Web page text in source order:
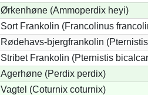
Ørkenhøne (Ammoperdix heyi)
Sort Frankolin (Francolinus
Rødehavs-bjergfrankolin
Stribet Frankolin (Pternistis
Agerhøne (Perdix perdix)
Vagtel (Coturnix coturnix)